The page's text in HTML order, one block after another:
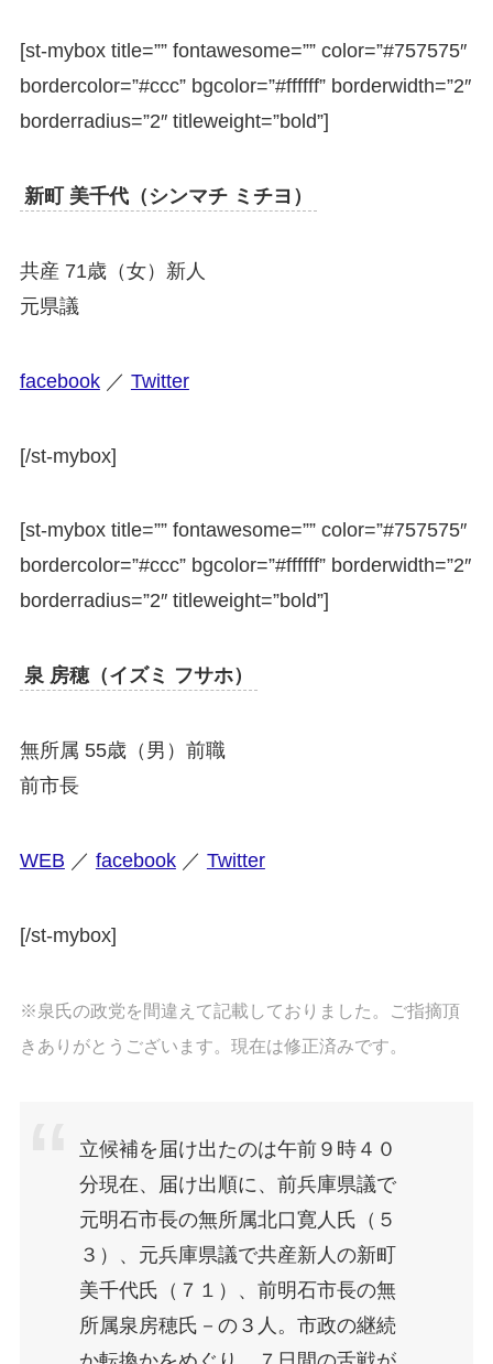
[st-mybox title=”” fontawesome=”” color=”#757575″
bordercolor=”#ccc” bgcolor=”#ffffff” borderwidth=”2″
borderradius=”2″ titleweight=”bold”]
新町 美千代（シンマチ ミチヨ）
共産 71歳（女）新人
元県議
facebook／ Twitter
[/st-mybox]
[st-mybox title=”” fontawesome=”” color=”#757575″
bordercolor=”#ccc” bgcolor=”#ffffff” borderwidth=”2″
borderradius=”2″ titleweight=”bold”]
泉 房穂（イズミ フサホ）
無所属 55歳（男）前職
前市長
WEB ／ facebook／ Twitter
[/st-mybox]
※泉氏の政党を間違えて記載しておりました。ご指摘頂
きありがとうございます。現在は修正済みです。
立候補を届け出たのは午前９時４０
分現在、届け出順に、前兵庫県議で
元明石市長の無所属北口寛人氏（５
３）、元兵庫県議で共産新人の新町
美千代氏（７１）、前明石市長の無
所属泉房穂氏－の３人。市政の継続